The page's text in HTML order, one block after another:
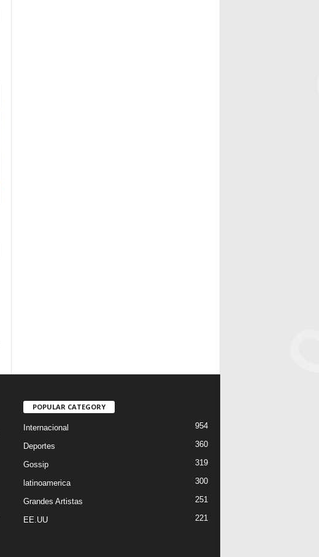
POPULAR CATEGORY
Internacional 954
Deportes 360
Gossip 319
latinoamerica 300
Grandes Artistas 251
EE.UU 221